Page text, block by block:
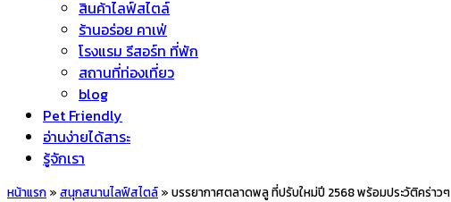
สินค้าไลฟ์สไตล์
ร้านอร่อย คาเฟ่
โรงแรม รีสอร์ท ที่พัก
สถานที่ท่องเที่ยว
blog
Pet Friendly
อ่านง่ายได้สาระ
รู้จักเรา
หน้าแรก » สนุกสนานไลฟ์สไตล์ » บรรยากาศตลาดพลู ที่ปรับใหม่ปี 2568 พร้อมประวัติคร่าวๆ